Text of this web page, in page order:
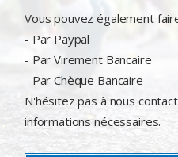
Vous pouvez également
- Par Paypal
- Par Virement Bancaire
- Par Chèque Bancaire
N'hésitez pas à nous
informations nécessaires.